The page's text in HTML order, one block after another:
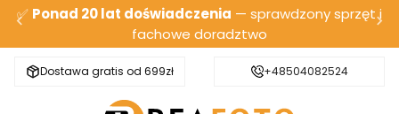
✅ Ponad 20 lat doświadczenia — sprawdzony sprzęt i
fachowe doradztwo
Dostawa gratis od 699zł Bezpieczna wysyłka
+48504082524